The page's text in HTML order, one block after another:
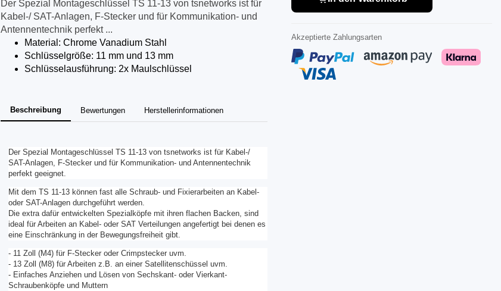
Der Spezial Montageschlüssel TS 11-13 von tsnetworks ist für
Kabel-/ SAT-Anlagen, F-Stecker und für Kommunikation- und
Antennentechnik perfekt ...
Material: Chrome Vanadium Stahl
Schlüsselgröße: 11 mm und 13 mm
Schlüsselausführung: 2x Maulschlüssel
Beschreibung Bewertungen Herstellerinformationen
Der Spezial Montageschlüssel TS 11-13 von tsnetworks ist für Kabel-/
SAT-Anlagen, F-Stecker und für Kommunikation- und Antennentechnik
perfekt geeignet.
Mit dem TS 11-13 können fast alle Schraub- und Fixierarbeiten an Kabel-
oder SAT-Anlagen durchgeführt werden.
Die extra dafür entwickelten Spezialköpfe mit ihren flachen Backen, sind
ideal für Arbeiten an Kabel- oder SAT Verteilungen angefertigt bei denen es
eine Einschränkung in der Bewegungsfreiheit gibt.
- 11 Zoll (M4) für F-Stecker oder Crimpstecker uvm.
- 13 Zoll (M8) für Arbeiten z.B. an einer Satellitenschüssel uvm.
- Einfaches Anziehen und Lösen von Sechskant- oder Vierkant-
Schraubenköpfe und Muttern
Akzeptierte Zahlungsarten